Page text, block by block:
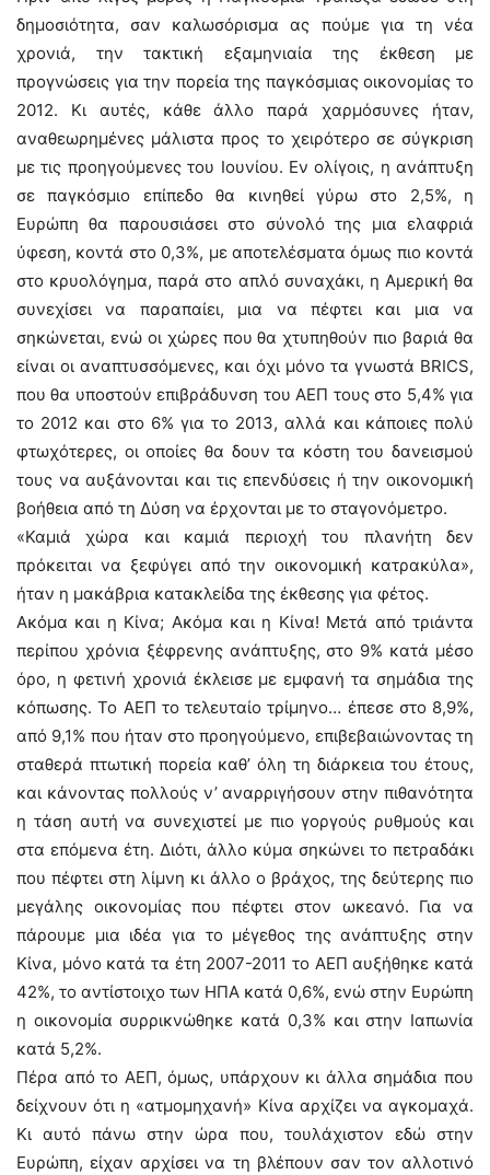
δημοσιότητα, σαν καλωσόρισμα ας πούμε για τη νέα
χρονιά, την τακτική εξαμηνιαία της έκθεση με
προγνώσεις για την πορεία της παγκόσμιας οικονομίας το
2012. Κι αυτές, κάθε άλλο παρά χαρμόσυνες ήταν,
αναθεωρημένες μάλιστα προς το χειρότερο σε σύγκριση
με τις προηγούμενες του Ιουνίου. Εν ολίγοις, η ανάπτυξη
σε παγκόσμιο επίπεδο θα κινηθεί γύρω στο 2,5%, η
Ευρώπη θα παρουσιάσει στο σύνολό της μια ελαφριά
ύφεση, κοντά στο 0,3%, με αποτελέσματα όμως πιο κοντά
στο κρυολόγημα, παρά στο απλό συναχάκι, η Αμερική θα
συνεχίσει να παραπαίει, μια να πέφτει και μια να
σηκώνεται, ενώ οι χώρες που θα χτυπηθούν πιο βαριά θα
είναι οι αναπτυσσόμενες, και όχι μόνο τα γνωστά BRICS,
που θα υποστούν επιβράδυνση του ΑΕΠ τους στο 5,4% για
το 2012 και στο 6% για το 2013, αλλά και κάποιες πολύ
φτωχότερες, οι οποίες θα δουν τα κόστη του δανεισμού
τους να αυξάνονται και τις επενδύσεις ή την οικονομική
βοήθεια από τη Δύση να έρχονται με το σταγονόμετρο.
«Καμιά χώρα και καμιά περιοχή του πλανήτη δεν
πρόκειται να ξεφύγει από την οικονομική κατρακύλα»,
ήταν η μακάβρια κατακλείδα της έκθεσης για φέτος.
Ακόμα και η Κίνα; Ακόμα και η Κίνα! Μετά από τριάντα
περίπου χρόνια ξέφρενης ανάπτυξης, στο 9% κατά μέσο
όρο, η φετινή χρονιά έκλεισε με εμφανή τα σημάδια της
κόπωσης. Το ΑΕΠ το τελευταίο τρίμηνο… έπεσε στο 8,9%,
από 9,1% που ήταν στο προηγούμενο, επιβεβαιώνοντας τη
σταθερά πτωτική πορεία καθ’ όλη τη διάρκεια του έτους,
και κάνοντας πολλούς ν’ αναρριγήσουν στην πιθανότητα
η τάση αυτή να συνεχιστεί με πιο γοργούς ρυθμούς και
στα επόμενα έτη. Διότι, άλλο κύμα σηκώνει το πετραδάκι
που πέφτει στη λίμνη κι άλλο ο βράχος, της δεύτερης πιο
μεγάλης οικονομίας που πέφτει στον ωκεανό. Για να
πάρουμε μια ιδέα για το μέγεθος της ανάπτυξης στην
Κίνα, μόνο κατά τα έτη 2007-2011 το ΑΕΠ αυξήθηκε κατά
42%, το αντίστοιχο των ΗΠΑ κατά 0,6%, ενώ στην Ευρώπη
η οικονομία συρρικνώθηκε κατά 0,3% και στην Ιαπωνία
κατά 5,2%.
Πέρα από το ΑΕΠ, όμως, υπάρχουν κι άλλα σημάδια που
δείχνουν ότι η «ατμομηχανή» Κίνα αρχίζει να αγκομαχά.
Κι αυτό πάνω στην ώρα που, τουλάχιστον εδώ στην
Ευρώπη, είχαν αρχίσει να τη βλέπουν σαν τον αλλοτινό